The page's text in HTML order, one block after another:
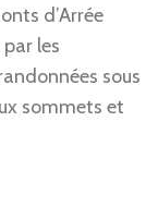
d’Arrée
les
sous
sommets et